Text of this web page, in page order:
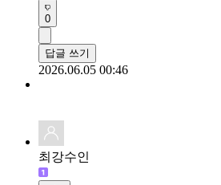
0
답글 쓰기
2026.06.05 00:46
최강수인